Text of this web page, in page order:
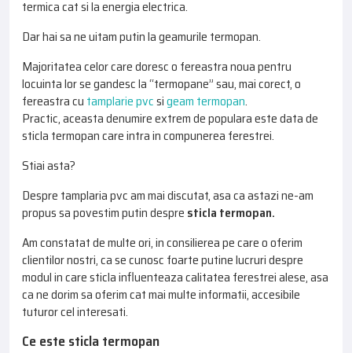
termica cat si la energia electrica.
Dar hai sa ne uitam putin la geamurile termopan.
Majoritatea celor care doresc o fereastra noua pentru
locuinta lor se gandesc la “termopane” sau, mai corect, o
fereastra cu tamplarie pvcsigeam termopan.
Practic, aceasta denumire extrem de populara este data de
sticla termopan care intra in compunerea ferestrei.
Stiai asta?
Despre tamplaria pvc am mai discutat, asa ca astazi ne-am
propus sa povestim putin despre sticla termopan.
Am constatat de multe ori, in consilierea pe care o oferim
clientilor nostri, ca se cunosc foarte putine lucruri despre
modul in care sticla influenteaza calitatea ferestrei alese, asa
ca ne dorim sa oferim cat mai multe informatii, accesibile
tuturor cel interesati.
Ce este sticla termopan